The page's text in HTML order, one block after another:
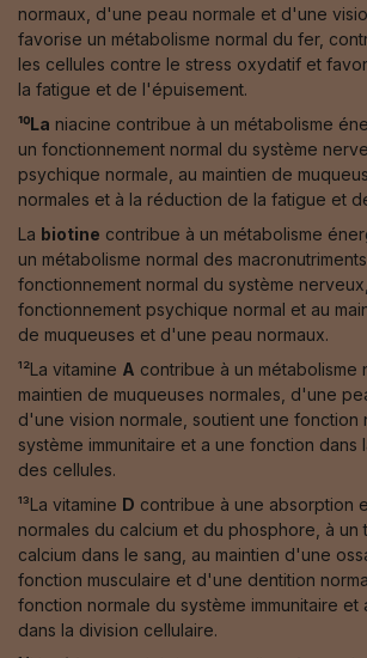
normaux, d'une peau normale et d'une
favorise un métabolisme normal du fer,
les cellules contre le stress oxydatif et
la fatigue et de l'épuisement.
¹⁰La niacine contribue à un métabolisme
un fonctionnement normal du système
psychique normale, au maintien de
normales et à la réduction de la fatigue et
La biotine contribue à un métabolisme
un métabolisme normal des
fonctionnement normal du système
fonctionnement psychique normal et au
de muqueuses et d'une peau normaux.
¹²La vitamine A contribue à un métabolisme
maintien de muqueuses normales, d'une
d'une vision normale, soutient une fonction
système immunitaire et a une fonction dans
des cellules.
¹³La vitamine D contribue à une absorption
normales du calcium et du phosphore, à un
calcium dans le sang, au maintien d'une
fonction musculaire et d'une dentition
fonction normale du système immunitaire et
dans la division cellulaire.